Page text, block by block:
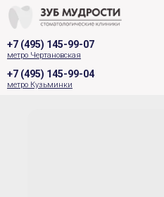
+7 (495) 145-99-04
+7 (495) 145-99-07
метро Кузьминки
метро Чертановская